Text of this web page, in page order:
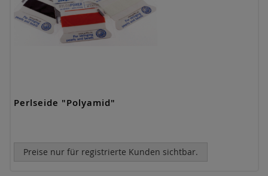
Perlseide "Polyamid"
Preise nur für registrierte Kunden sichtbar.